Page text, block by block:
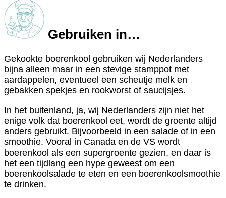
Gebruiken in…
Gekookte boerenkool gebruiken wij Nederlanders
bijna alleen maar in een stevige stamppot met
aardappelen, eventueel een scheutje melk en
gebakken spekjes en rookworst of saucijsjes.
In het buitenland, ja, wij Nederlanders zijn niet het
enige volk dat boerenkool eet, wordt de groente altijd
anders gebruikt. Bijvoorbeeld in een salade of in een
smoothie. Vooral in Canada en de VS wordt
boerenkool als een supergroente gezien, en daar is
het een tijdlang een hype geweest om een
boerenkoolsalade te eten en een boerenkoolsmoothie
te drinken.